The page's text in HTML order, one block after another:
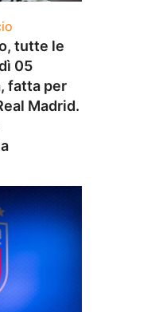
tutte le
05
fatta per
Madrid.